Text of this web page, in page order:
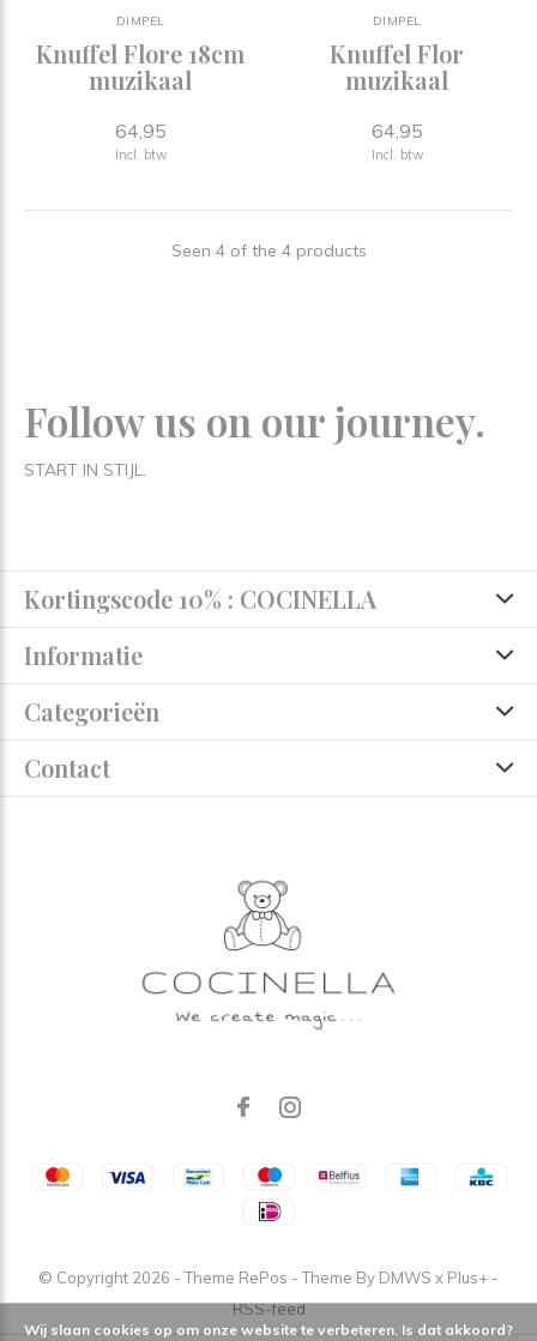
DIMPEL
Knuffel Flore 18cm
muzikaal
64,95
Incl. btw
DIMPEL
Knuffel Flor
muzikaal
64,95
Incl. btw
Seen 4 of the 4 products
Follow us on our journey.
START IN STIJL.
Kortingscode 10% : COCINELLA
Informatie
Categorieën
Contact
© Copyright 2026 - Theme RePos - Theme By DMWS x Plus+ -
RSS-feed
Wij slaan cookies op om onze website te verbeteren. Is dat akkoord?